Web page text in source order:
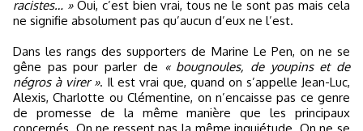
racistes… »Oui, c’est bien vrai, tous ne le sont pas mais cela
ne signifie absolument pas qu’aucun d’eux ne l’est.
Dans les rangs des supporters de Marine Le Pen, on ne se
gêne pas pour parler de « bougnoules, de youpins et de
négros à virer ». Il est vrai que, quand on s’appelle Jean-Luc,
Alexis, Charlotte ou Clémentine, on n’encaisse pas ce genre
de promesse de la même manière que les principaux
concernés. On ne ressent pas la même inquiétude. On ne se